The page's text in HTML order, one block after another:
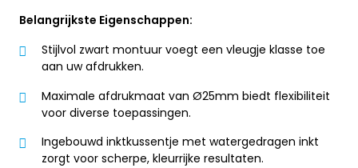
Belangrijkste Eigenschappen:
Stijlvol zwart montuur voegt een vleugje klasse toe
aan uw afdrukken.
Maximale afdrukmaat van Ø25mm biedt flexibiliteit
voor diverse toepassingen.
Ingebouwd inktkussentje met watergedragen inkt
zorgt voor scherpe, kleurrijke resultaten.